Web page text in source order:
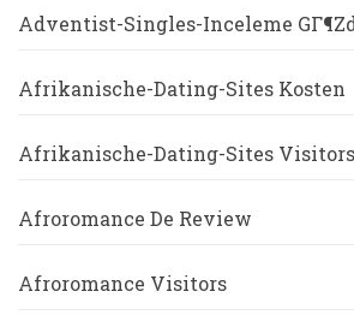
Adventist-Singles-Inceleme
Afrikanische-Dating-Sites Kosten
Afrikanische-Dating-Sites Visitors
Afroromance De Review
Afroromance Visitors